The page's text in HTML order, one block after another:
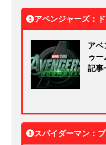
アベンジャーズ：ド
アベ
ゥ
記事
スパイダーマン：ブ